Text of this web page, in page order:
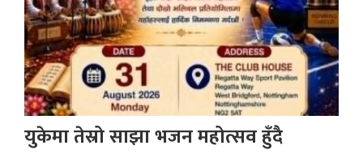
युकेमा तेस्रो साझा भजन महोत्सव हुँदै